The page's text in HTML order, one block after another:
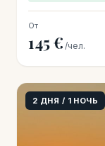
От
145 € /чел.
2 ДНЯ / 1 НОЧЬ